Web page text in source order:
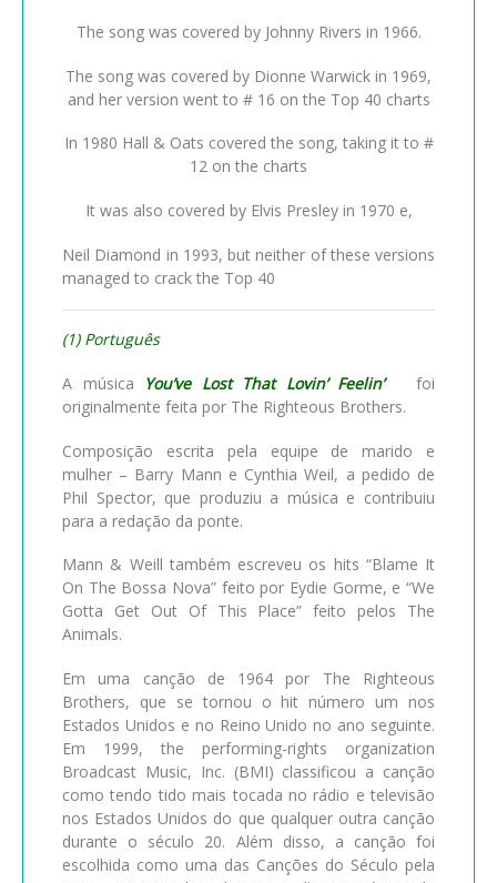
The song was covered by Johnny Rivers in 1966.
The song was covered by Dionne Warwick in 1969,
and her version went to # 16 on the Top 40 charts
In 1980 Hall & Oats covered the song, taking it to #
12 on the charts
It was also covered by Elvis Presley in 1970 e,
Neil Diamond in 1993, but neither of these versions
managed to crack the Top 40
(1) Português
A música You’ve Lost That Lovin’ Feelin’foi
originalmente feita por The Righteous Brothers.
Composição escrita pela equipe de marido e
mulher – Barry Mann e Cynthia Weil, a pedido de
Phil Spector, que produziu a música e contribuiu
para a redação da ponte.
Mann & Weill também escreveu os hits “Blame It
On The Bossa Nova” feito por Eydie Gorme, e “We
Gotta Get Out Of This Place” feito pelos The
Animals.
Em uma canção de 1964 por The Righteous
Brothers, que se tornou o hit número um nos
Estados Unidos e no Reino Unido no ano seguinte.
Em 1999, the performing-rights organization
Broadcast Music, Inc. (BMI) classificou a canção
como tendo tido mais tocada no rádio e televisão
nos Estados Unidos do que qualquer outra canção
durante o século 20. Além disso, a canção foi
escolhida como uma das Canções do Século pela